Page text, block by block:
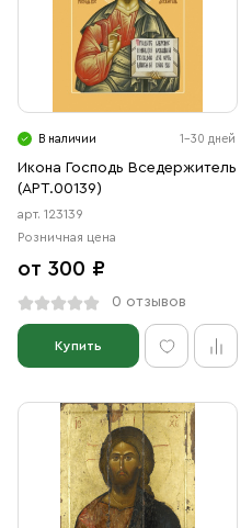
В наличии 1-30 дней
Икона Господь Вседержитель
(АРТ.00139)
арт. 123139
Розничная цена
от 300 ₽
0 отзывов
Купить